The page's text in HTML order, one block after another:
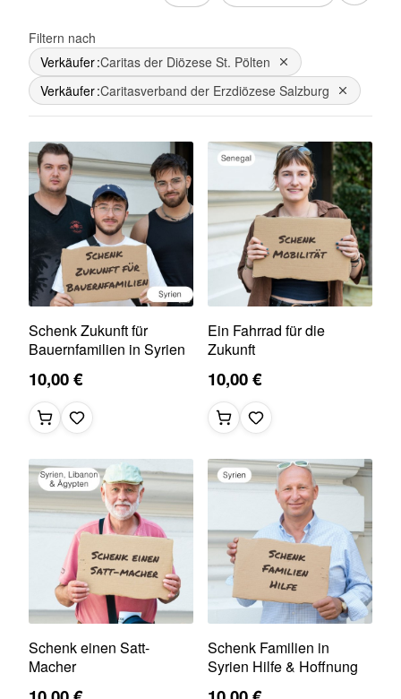
Filtern nach
Verkäufer Caritas der Diözese St. Pölten
Dies entfernen
Verkäufer Caritasverband der Erzdiözese Salzburg Dies
Schenk Zukunft für
Bauernfamilien in Syrien
10,00 €
Ein Fahrrad für die
Zukunft
10,00 €
Schenk einen Satt-
Macher
Schenk Familien in
Syrien Hilfe & Hoffnung